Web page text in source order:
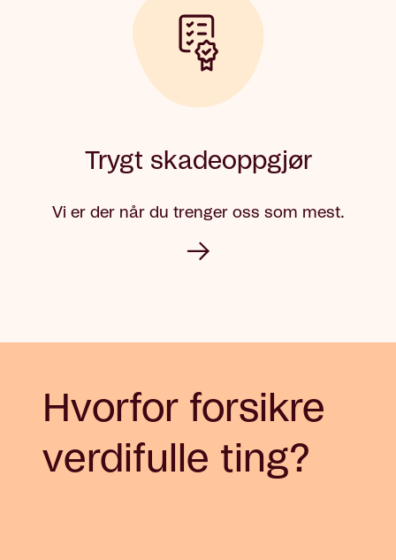
Trygt skadeoppgjør
Vi er der når du trenger oss som mest.
Hvorfor forsikre
verdifulle ting?